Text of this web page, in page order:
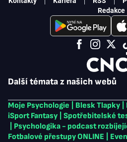
Další témata z našich webů
Moje Psychologie Blesk Tlapky
iSport Fantasy
Spotřebitelské
Psychologika - podcast
Fotbalové přestupy ONLINE
Redakce